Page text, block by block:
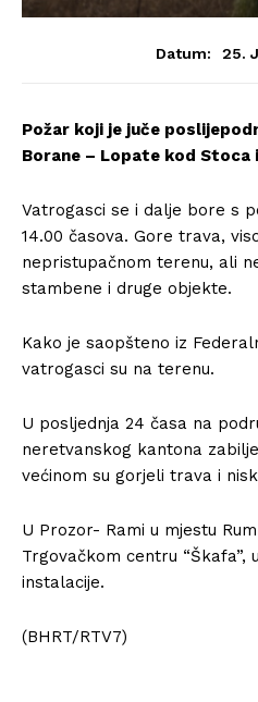
Datum: 25.
Požar koji je juče
Borane – Lopate kod Stoca
Vatrogasci se i dalje bore s
14.00 časova. Gore trava,
nepristupačnom terenu, ali
stambene i druge objekte.
Kako je saopšteno iz
vatrogasci su na terenu.
U posljednja 24 časa na
neretvanskog kantona
većinom su gorjeli trava i
U Prozor- Rami u mjestu
Trgovačkom centru “Škafa”,
instalacije.
(BHRT/RTV7)